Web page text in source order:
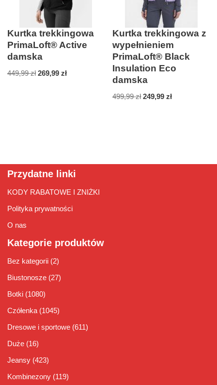
Kurtka trekkingowa
PrimaLoft® Active
damska
449,99zł 269,99 zł
Kurtka trekkingowa z
wypełnieniem
PrimaLoft® Black
Insulation Eco
damska
499,99zł 249,99zł
Przydatne linki
KODY RABATOWE I ZNIŻKI
Polityka prywatności
O nas
Kategorie produktów
Bez kategorii (2)
Biustonosze (27)
Botki (1080)
Czółenka (1045)
Dresowe i sportowe (611)
Duże (16)
Jeansy (423)
Kombinezony (119)